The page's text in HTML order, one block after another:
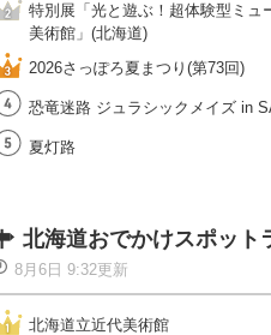
特別展「光と遊ぶ！超体験型ミ
美術館」(北海道)
2026さっぽろ夏まつり(第73回)
恐竜迷路 ジュラシックメイズ in
夏灯路
北海道おでかけスポット
8月6日 9:32更新
北海道立近代美術館